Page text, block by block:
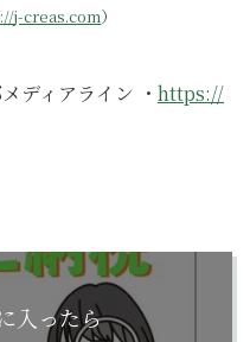
j-creas.com）
ディアライン ・ https://
入ったら